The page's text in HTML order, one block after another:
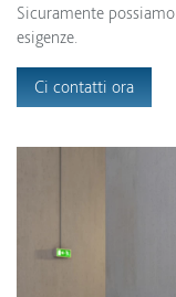
Sicuramente
esigenze.
Ci contatti ora